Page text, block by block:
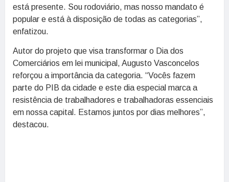
está presente. Sou rodoviário, mas nosso mandato é
popular e está à disposição de todas as categorias”,
enfatizou.
Autor do projeto que visa transformar o Dia dos
Comerciários em lei municipal, Augusto Vasconcelos
reforçou a importância da categoria. “Vocês fazem
parte do PIB da cidade e este dia especial marca a
resistência de trabalhadores e trabalhadoras essenciais
em nossa capital. Estamos juntos por dias melhores”,
destacou.